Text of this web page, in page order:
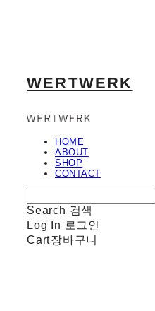
WERTWERK
HOME
ABOUT
SHOP
CONTACT
Search 검색
Log In 로그인
Cart장바구니